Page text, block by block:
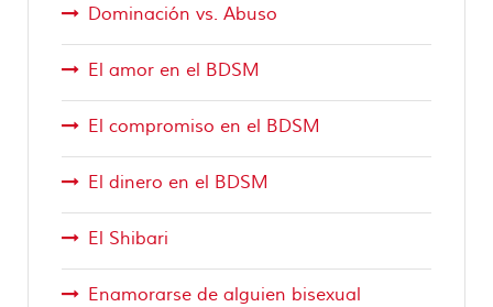
Dominación vs. Abuso
El amor en el BDSM
El compromiso en el BDSM
El dinero en el BDSM
El Shibari
Enamorarse de alguien bisexual